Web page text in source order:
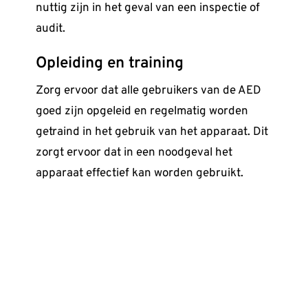
nuttig zijn in het geval van een inspectie of
audit.
Opleiding en training
Zorg ervoor dat alle gebruikers van de AED
goed zijn opgeleid en regelmatig worden
getraind in het gebruik van het apparaat. Dit
zorgt ervoor dat in een noodgeval het
apparaat effectief kan worden gebruikt.